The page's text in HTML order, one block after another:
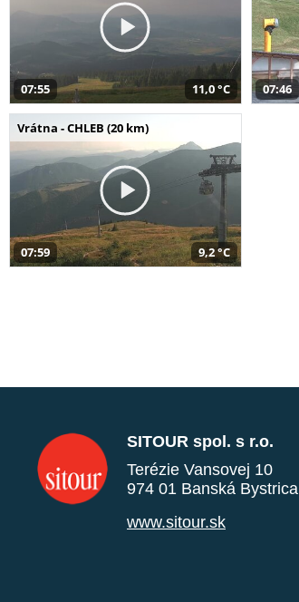
07:55 11,0 °C 07:46
Vrátna - CHLEB (20 km)
07:59 9,2 °C
SITOUR spol. s r.o.
Terézie Vansovej 10
974 01 Banská Bystrica
www.sitour.sk